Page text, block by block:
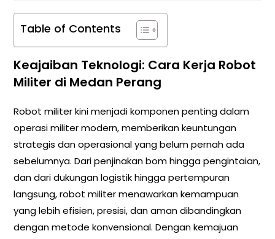
Table of Contents
Keajaiban Teknologi: Cara Kerja Robot
Militer di Medan Perang
Robot militer kini menjadi komponen penting dalam
operasi militer modern, memberikan keuntungan
strategis dan operasional yang belum pernah ada
sebelumnya. Dari penjinakan bom hingga pengintaian,
dan dari dukungan logistik hingga pertempuran
langsung, robot militer menawarkan kemampuan
yang lebih efisien, presisi, dan aman dibandingkan
dengan metode konvensional. Dengan kemajuan